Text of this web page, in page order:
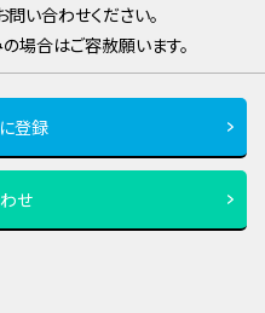
い合わせください。
合はご容赦願います。
登録
せ